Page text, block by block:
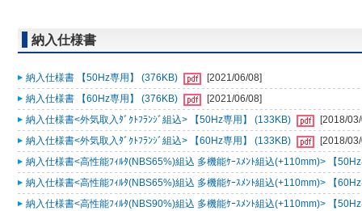
納入仕様書
納入仕様書 【50Hz専用】 (376KB)
[2021/06/08]
納入仕様書 【60Hz専用】 (376KB)
[2021/06/08]
納入仕様書<外気取入ﾀﾞｸﾄﾌﾗﾝｼﾞ組込> 【50Hz専用】 (133KB)
[2018/
納入仕様書<外気取入ﾀﾞｸﾄﾌﾗﾝｼﾞ組込> 【60Hz専用】 (133KB)
[2018/
納入仕様書<高性能ﾌｨﾙﾀ(NBS65%)組込 多機能ｹｰｽﾒﾝﾄ組込(+110mm)> 【
納入仕様書<高性能ﾌｨﾙﾀ(NBS65%)組込 多機能ｹｰｽﾒﾝﾄ組込(+110mm)> 【
納入仕様書<高性能ﾌｨﾙﾀ(NBS90%)組込 多機能ｹｰｽﾒﾝﾄ組込(+110mm)> 【